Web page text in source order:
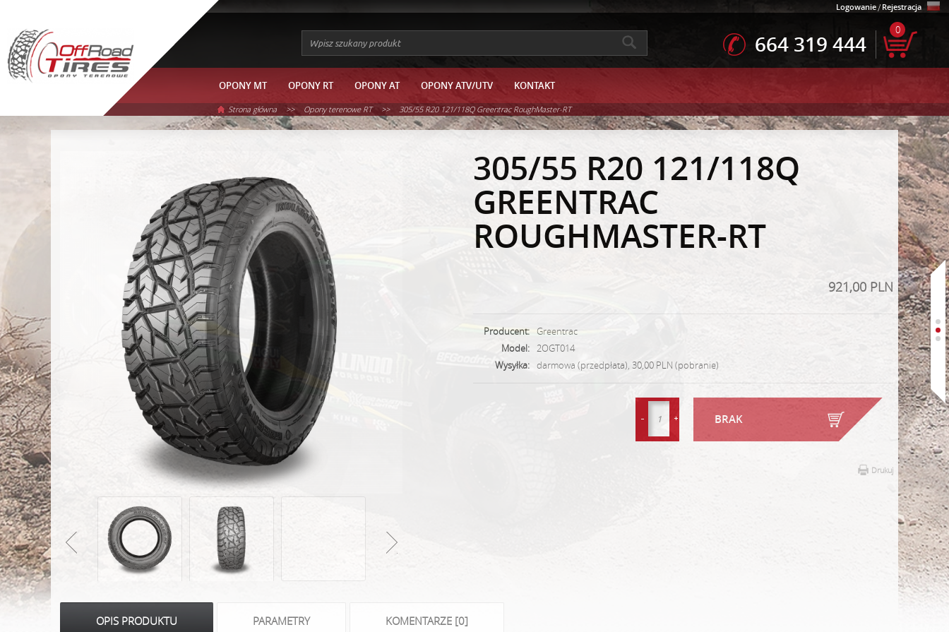
Logowanie/ Rejestracja
664 319 444
0
OPONY MT OPONY RT OPONY AT OPONY ATV/UTV KONTAKT
Strona główna >> Opony terenowe RT >> 305/55 R20 121/118Q Greentrac RoughMaster-RT
305/55 R20 121/118Q
GREENTRAC
ROUGHMASTER-RT
921,00 PLN
Producent: Greentrac
Model: 2OGT014
Wysyłka: darmowa (przedpłata), 30,00 PLN (pobranie)
BRAK
Drukuj
OPIS PRODUKTU PARAMETRY KOMENTARZE [0]